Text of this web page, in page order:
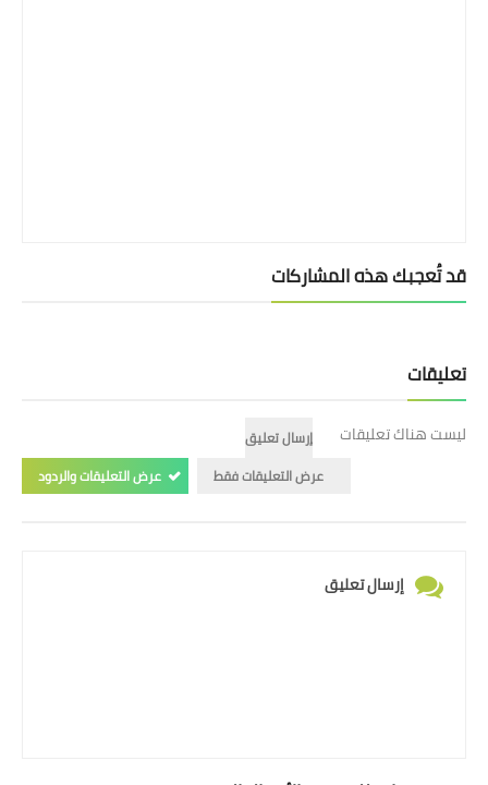
قد تُعجبك هذه المشاركات
تعليقات
ليست هناك تعليقات
إرسال تعليق
عرض التعليقات فقط
عرض التعليقات والردود
إرسال تعليق